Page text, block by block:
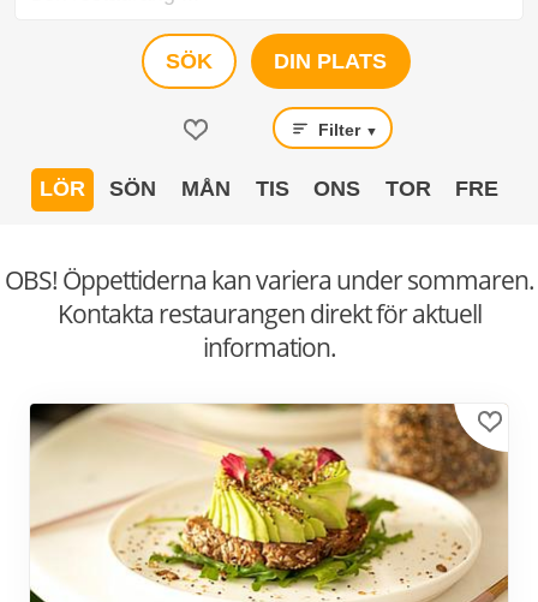
SÖK DIN PLATS
Filter ▼
LÖR SÖN MÅN TIS ONS TOR FRE
OBS! Öppettiderna kan variera under sommaren.
Kontakta restaurangen direkt för aktuell
information.